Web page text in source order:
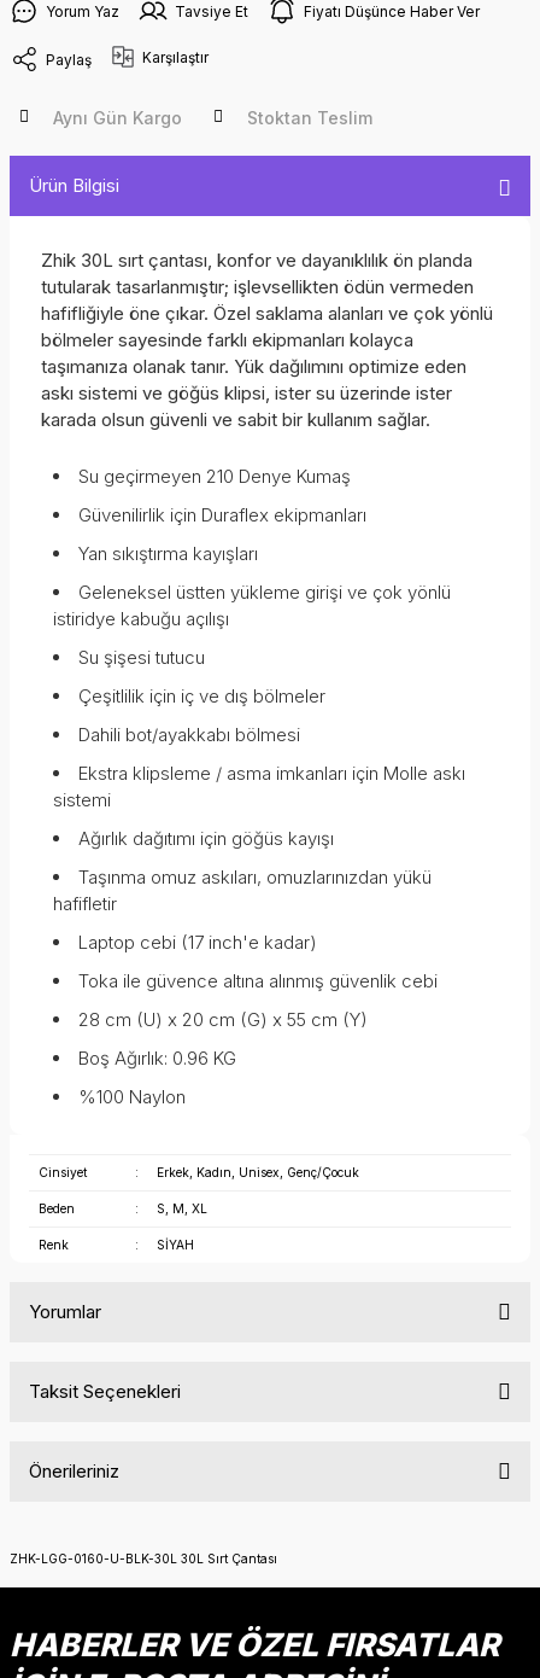
Yorum Yaz Tavsiye Et Fiyatı Düşünce Haber Ver
Paylaş Karşılaştır
Aynı Gün Kargo Stoktan Teslim
Ürün Bilgisi
Zhik 30L sırt çantası, konfor ve dayanıklılık ön planda
tutularak tasarlanmıştır; işlevsellikten ödün vermeden
hafifliğiyle öne çıkar. Özel saklama alanları ve çok yönlü
bölmeler sayesinde farklı ekipmanları kolayca
taşımanıza olanak tanır. Yük dağılımını optimize eden
askı sistemi ve göğüs klipsi, ister su üzerinde ister
karada olsun güvenli ve sabit bir kullanım sağlar.
Su geçirmeyen 210 Denye Kumaş
Güvenilirlik için Duraflex ekipmanları
Yan sıkıştırma kayışları
Geleneksel üstten yükleme girişi ve çok yönlü
istiridye kabuğu açılışı
Su şişesi tutucu
Çeşitlilik için iç ve dış bölmeler
Dahili bot/ayakkabı bölmesi
Ekstra klipsleme / asma imkanları için Molle askı
sistemi
Ağırlık dağıtımı için göğüs kayışı
Taşınma omuz askıları, omuzlarınızdan yükü
hafifletir
Laptop cebi (17 inch'e kadar)
Toka ile güvence altına alınmış güvenlik cebi
28 cm (U) x 20 cm (G) x 55 cm (Y)
Boş Ağırlık: 0.96 KG
%100 Naylon
Cinsiyet : Erkek, Kadın, Unisex, Genç/Çocuk
Beden : S, M, XL
Renk : SİYAH
Yorumlar
Taksit Seçenekleri
Önerileriniz
konularda yetersiz gördüğünüz noktaları öneri formunu
Ürün resmi kalitesiz, bozuk veya görüntülenemiyor.
ZHK-LGG-0160-U-BLK-30L 30L Sırt Çantası
HABERLER VE ÖZEL FIRSATLAR